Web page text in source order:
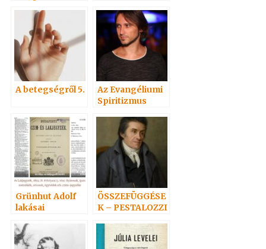
Anyag bírálata 1.
A betegségről 5.
Az Evangéliumi
Spiritizmus
könyvről 2. rész
Grünhut Adolf
lakásai
ÖSSZEFÜGGÉSE
K – PESTALOZZI